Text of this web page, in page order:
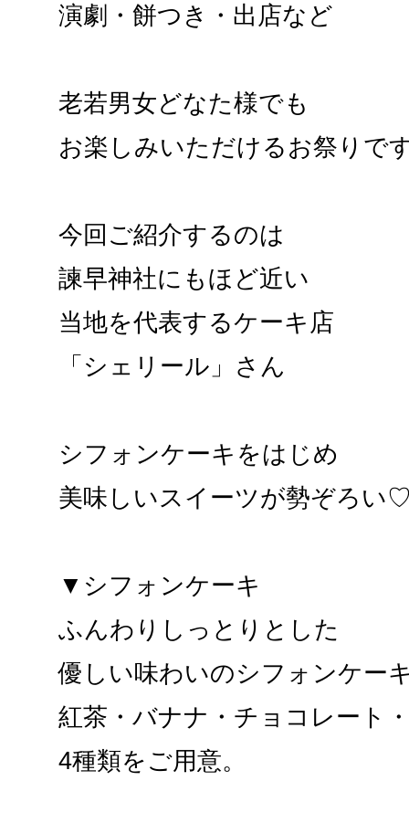
演劇・餅つき・出店など
老若男女どなた様でも
お楽しみいただけるお祭りで
今回ご紹介するのは
諫早神社にもほど近い
当地を代表するケーキ店
「シェリール」さん
シフォンケーキをはじめ
美味しいスイーツが勢ぞろい
▼シフォンケーキ
ふんわりしっとりとした
優しい味わいのシフォンケー
紅茶・バナナ・チョコレート
4種類をご用意。